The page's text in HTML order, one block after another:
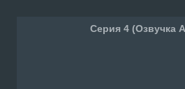
Серия 4 (Озвучка